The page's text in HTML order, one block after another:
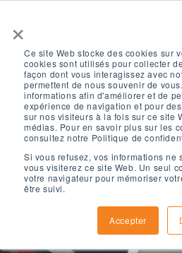
×
Ce site Web stocke des cookies sur
cookies sont utilisés pour collecter
façon dont vous interagissez avec
permettent de nous souvenir de
informations afin d'améliorer et de
expérience de navigation et pour
sur nos visiteurs à la fois sur ce site
médias. Pour en savoir plus sur les
consultez notre Politique de
Si vous refusez, vos informations ne
vous visiterez ce site Web. Un seul
votre navigateur pour mémoriser
être suivi.
Accepter
politique